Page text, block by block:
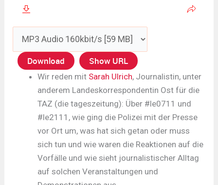
Download Show URL
Wir reden mit Sarah Ulrich, Journalistin, unter
anderem Landeskorrespondentin Ost für die
TAZ (die tageszeitung): Über #le0711 und
#le2111, wie ging die Polizei mit der Presse
vor Ort um, was hat sich getan oder muss
sich tun und wie waren die Reaktionen auf die
Vorfälle und wie sieht journalistischer Alltag
auf solchen Veranstaltungen und